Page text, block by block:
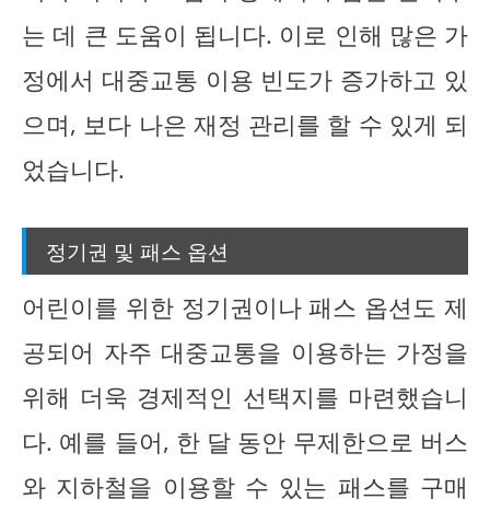
는 데 큰 도움이 됩니다. 이로 인해 많은 가
정에서 대중교통 이용 빈도가 증가하고 있
으며, 보다 나은 재정 관리를 할 수 있게 되
었습니다.
정기권 및 패스 옵션
어린이를 위한 정기권이나 패스 옵션도 제
공되어 자주 대중교통을 이용하는 가정을
위해 더욱 경제적인 선택지를 마련했습니
다. 예를 들어, 한 달 동안 무제한으로 버스
와 지하철을 이용할 수 있는 패스를 구매